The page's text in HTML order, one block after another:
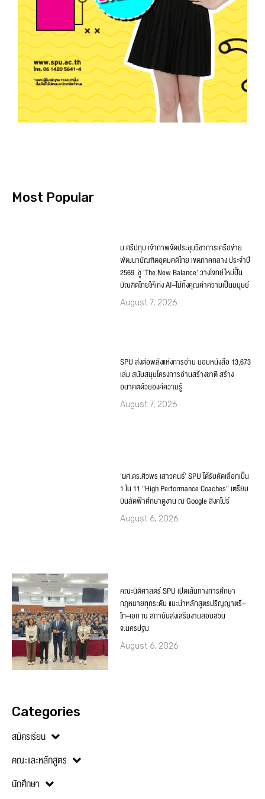
Most Popular
ม.ศรีปทุม เจ้าภาพจัดประชุมวิชาการเครือข่าย
พัฒนาบัณฑิตอุดมคติไทย เขตภาคกลาง ประจำปี
2569 ชู ‘The New Balance’ วางโจทย์ใหม่ปั้น
บัณฑิตไทยให้เก่ง AI–ไม่ทิ้งคุณค่าความเป็นมนุษย์
August 7, 2026
SPU ส่งต่อพลังแห่งการอ่าน มอบหนังสือ 13,673
เล่ม สนับสนุนโครงการอ่านสร้างชาติ สร้าง
อนาคตด้วยองค์ความรู้
August 7, 2026
‘ผศ.ดร.ศิวพร เสาวคนธ์’ SPU ได้รับคัดเลือกเป็น
1 ใน 11 “High Performance Coaches” เตรียม
บินลัดฟ้าศึกษาดูงาน ณ Google สิงคโปร์
August 6, 2026
คณะนิติศาสตร์ SPU เปิดเส้นทางการศึกษา
กฎหมายทุกระดับ แนะนำหลักสูตรปริญญาตรี–
โท–เอก ณ สถาบันส่งเสริมงานสอบสวน
จ.นครปฐม
August 6, 2026
Categories
สมัครเรียน
คณะและหลักสูตร
นักศึกษา